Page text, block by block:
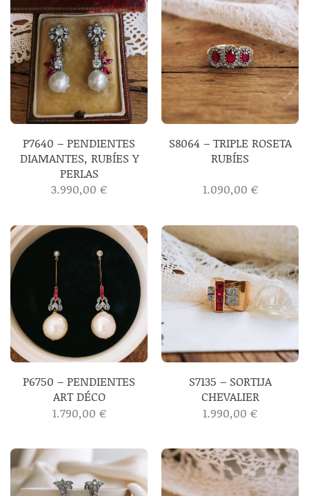
P7640 – PENDIENTES
DIAMANTES, RUBÍES Y
PERLAS
3.990,00 €
S8064 – TRIPLE ROSETA
RUBÍES
1.090,00 €
P6750 – PENDIENTES
ART DÉCO
1.790,00 €
S7135 – SORTIJA
CHEVALIER
1.990,00 €